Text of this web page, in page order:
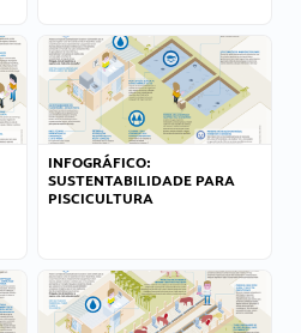
INFOGRÁFICO:
SUSTENTABILIDADE PARA
PISCICULTURA